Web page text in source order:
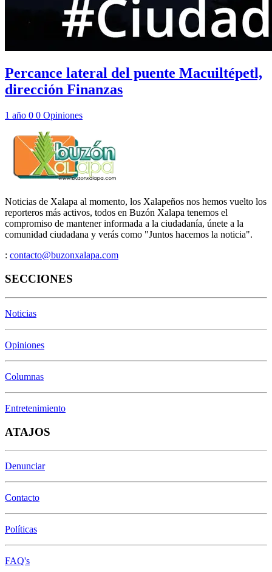
Percance lateral del puente Macuiltépetl,
dirección Finanzas
1 año 0 0 Opiniones
Noticias de Xalapa al momento, los Xalapeños nos hemos vuelto los
reporteros más activos, todos en Buzón Xalapa tenemos el
compromiso de mantener informada a la ciudadanía, únete a la
comunidad ciudadana y verás como "Juntos hacemos la noticia".
: contacto@buzonxalapa.com
SECCIONES
Noticias
Opiniones
Columnas
Entretenimiento
ATAJOS
Denunciar
Contacto
Políticas
FAQ's